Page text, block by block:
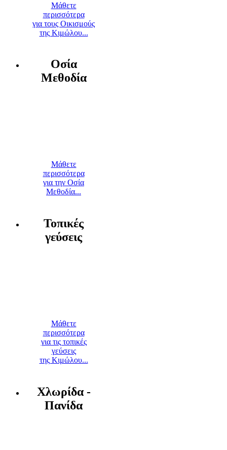
Μάθετε
περισσότερα
για τους Οικισμούς
της Κιμώλου...
Οσία
Μεθοδία
Μάθετε
περισσότερα
για την Οσία
Μεθοδία...
Τοπικές
γεύσεις
Μάθετε
περισσότερα
για τις τοπικές
γεύσεις
της Κιμώλου...
Χλωρίδα -
Πανίδα